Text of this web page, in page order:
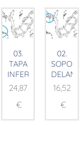
03.
TAPA
INFERIOR
24,87
€
02.
16,52
€